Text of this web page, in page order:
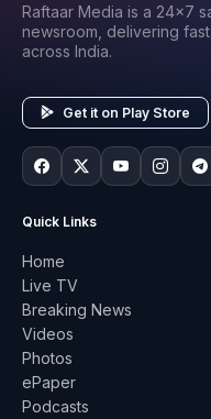
Raftaar Media is a 24x7
newsroom, delivering
across India.
Get it on Play Store
Quick Links
Home
Live TV
Breaking News
Videos
Photos
ePaper
Podcasts